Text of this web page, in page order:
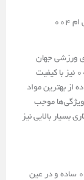
ورزشی جهان
است و کفش آدیداس مردانه مدل اس اف تی ام 004 نیز با کیفیت
از بهترین مواد
موجب
بسیار بالایی نیز
طراحی کفش آدیداس مردانه مدل اس اف تی ام 004 ساده و در عین